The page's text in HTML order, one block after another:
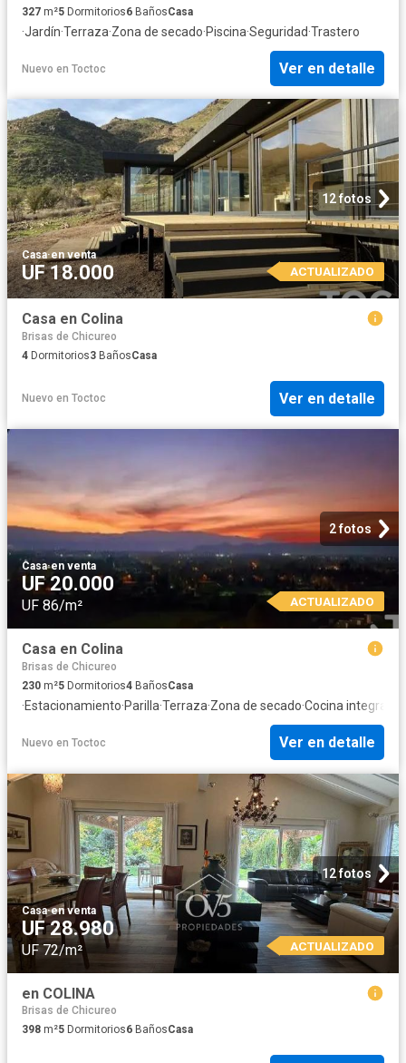
327 m²5 Dormitorios6 BañosCasa
·Jardín·Terraza·Zona de secado·Piscina·Seguridad·Trastero
Nuevo en Toctoc Ver en detalle
12 fotos
Casa·en venta
UF 18.000 ACTUALIZADO
Casa en Colina
Brisas de Chicureo
4 Dormitorios3 BañosCasa
Nuevo en Toctoc Ver en detalle
2 fotos
Casa·en venta
UF 20.000
UF 86/m² ACTUALIZADO
Casa en Colina
Brisas de Chicureo
230 m²5 Dormitorios4 BañosCasa
·Estacionamiento·Parilla·Terraza·Zona de secado·Cocina integral
Nuevo en Toctoc Ver en detalle
12 fotos
Casa·en venta
UF 28.980
UF 72/m² ACTUALIZADO
en COLINA
Brisas de Chicureo
398 m²5 Dormitorios6 BañosCasa